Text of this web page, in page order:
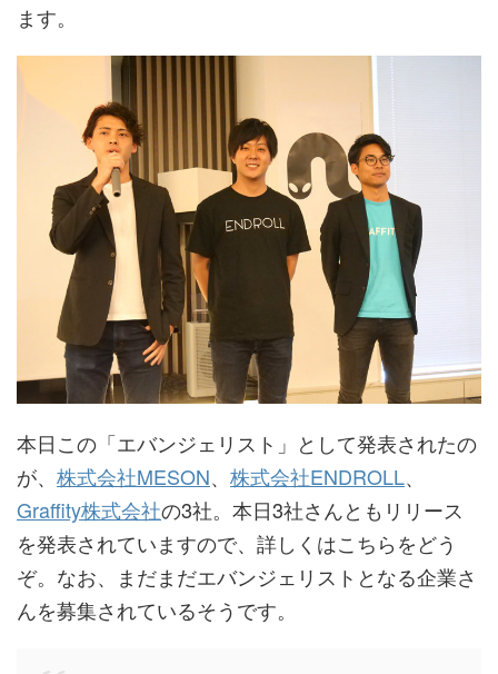
ます。
本日この「エバンジェリスト」として発表されたの
が、 株式会社MESON、 株式会社ENDROLL、
Graffity株式会社の3社。本日3社さんともリリース
を発表されていますので、詳しくはこちらをどう
ぞ。なお、まだまだエバンジェリストとなる企業さ
んを募集されているそうです。